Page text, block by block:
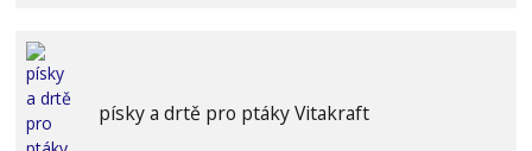
písky a drtě pro ptáky Vitakraft